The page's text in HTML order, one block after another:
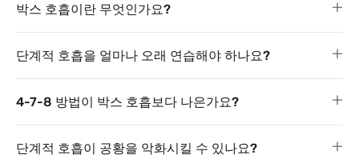
박스 호흡이란 무엇인가요?
단계적 호흡을 얼마나 오래 연습해야 하나요?
4-7-8 방법이 박스 호흡보다 나은가요?
단계적 호흡이 공황을 악화시킬 수 있나요?